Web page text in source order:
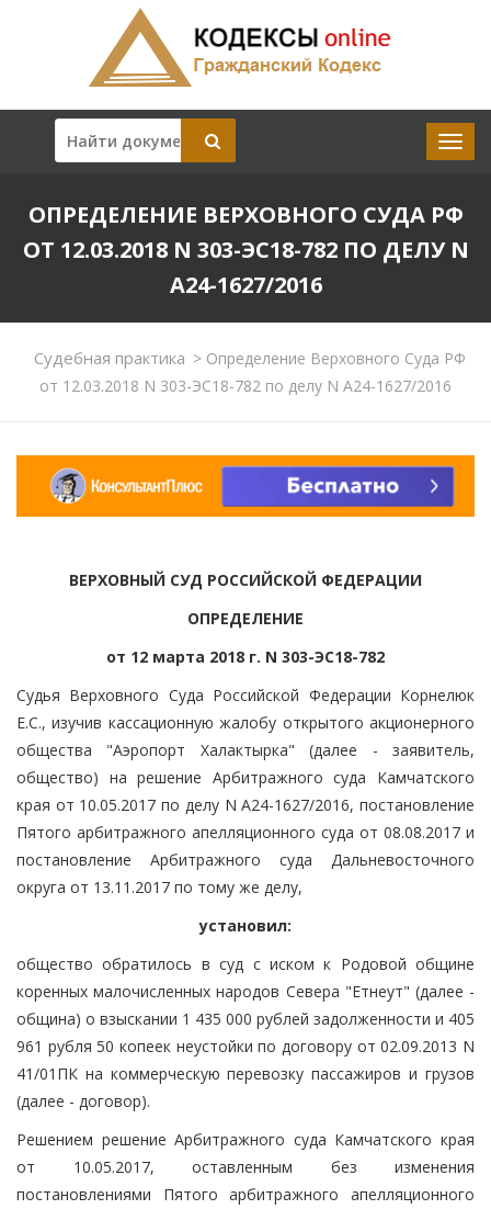
ОПРЕДЕЛЕНИЕ ВЕРХОВНОГО СУДА РФ
ОТ 12.03.2018 N 303-ЭС18-782 ПО ДЕЛУ N
А24-1627/2016
Судебная практика >Определение Верховного Суда РФ
от 12.03.2018 N 303-ЭС18-782 по делу N А24-1627/2016
ВЕРХОВНЫЙ СУД РОССИЙСКОЙ ФЕДЕРАЦИИ
ОПРЕДЕЛЕНИЕ
от 12 марта 2018 г. N 303-ЭС18-782
Судья Верховного Суда Российской Федерации Корнелюк
Е.С., изучив кассационную жалобу открытого акционерного
общества "Аэропорт Халактырка" (далее - заявитель,
общество) на решение Арбитражного суда Камчатского
края от 10.05.2017 по делу N А24-1627/2016, постановление
Пятого арбитражного апелляционного суда от 08.08.2017 и
постановление Арбитражного суда Дальневосточного
округа от 13.11.2017 по тому же делу,
установил:
общество обратилось в суд с иском к Родовой общине
коренных малочисленных народов Севера "Етнеут" (далее -
община) о взыскании 1 435 000 рублей задолженности и 405
961 рубля 50 копеек неустойки по договору от 02.09.2013 N
41/01ПК на коммерческую перевозку пассажиров и грузов
(далее - договор).
Решением решение Арбитражного суда Камчатского края
от 10.05.2017, оставленным без изменения
постановлениями Пятого арбитражного апелляционного